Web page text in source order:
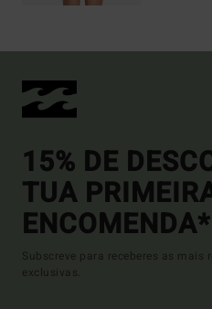
15% DE
TUA
ENCOMENDA*
Subscreve para receberes as mais
exclusivas.